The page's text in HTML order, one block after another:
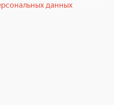
данных